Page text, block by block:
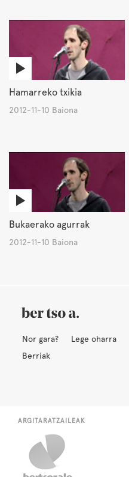
Hamarreko txikia
2012-11-10 Baiona
Bukaerako agurrak
2012-11-10 Baiona
Nor gara? Lege oharra
Berriak
ARGITARATZAILEAK